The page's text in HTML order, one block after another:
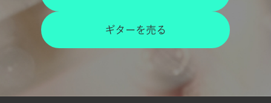
ギターを売る